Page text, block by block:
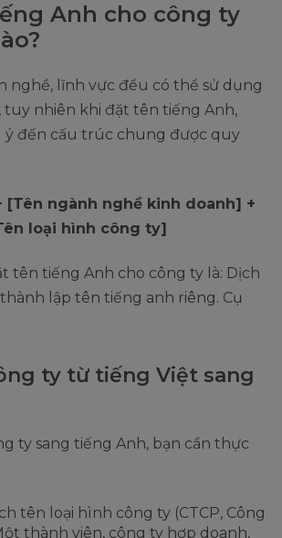
Anh cho công ty
nghề, lĩnh vực đều có thể sử dụng
tuy nhiên khi đặt tên tiếng Anh,
ý đến cấu trúc chung được quy
[Tên ngành nghề kinh doanh] +
loại hình công ty]
tên tiếng Anh cho công ty là: Dịch
lập tên tiếng anh riêng. Cụ
ty từ tiếng Việt sang
ty sang tiếng Anh, bạn cần thực
tên loại hình công ty (CTCP, Công
thành viên, công ty hợp doanh,